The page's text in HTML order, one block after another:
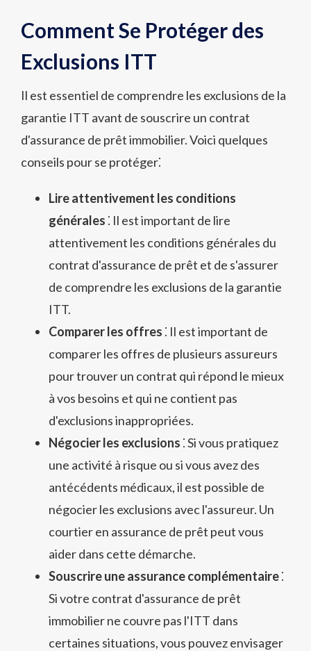
Comment Se Protéger des
Exclusions ITT
Il est essentiel de comprendre les exclusions de la
garantie ITT avant de souscrire un contrat
d'assurance de prêt immobilier. Voici quelques
conseils pour se protéger⁚
Lire attentivement les conditions
générales ⁚ Il est important de lire
attentivement les conditions générales du
contrat d'assurance de prêt et de s'assurer
de comprendre les exclusions de la garantie
ITT.
Comparer les offres ⁚ Il est important de
comparer les offres de plusieurs assureurs
pour trouver un contrat qui répond le mieux
à vos besoins et qui ne contient pas
d'exclusions inappropriées.
Négocier les exclusions ⁚ Si vous pratiquez
une activité à risque ou si vous avez des
antécédents médicaux, il est possible de
négocier les exclusions avec l'assureur. Un
courtier en assurance de prêt peut vous
aider dans cette démarche.
Souscrire une assurance complémentaire⁚
Si votre contrat d'assurance de prêt
immobilier ne couvre pas l'ITT dans
certaines situations, vous pouvez envisager